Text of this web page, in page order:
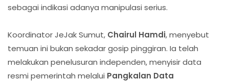
sebagai indikasi adanya manipulasi serius.
Koordinator JeJak Sumut, Chairul Hamdi, menyebut
temuan ini bukan sekadar gosip pinggiran. Ia telah
melakukan penelusuran independen, menyisir data
resmi pemerintah melalui Pangkalan Data